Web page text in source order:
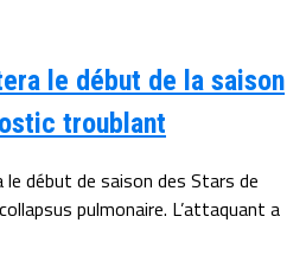
le début de la saison
troublant
le début de saison des Stars de
pulmonaire. L’attaquant a